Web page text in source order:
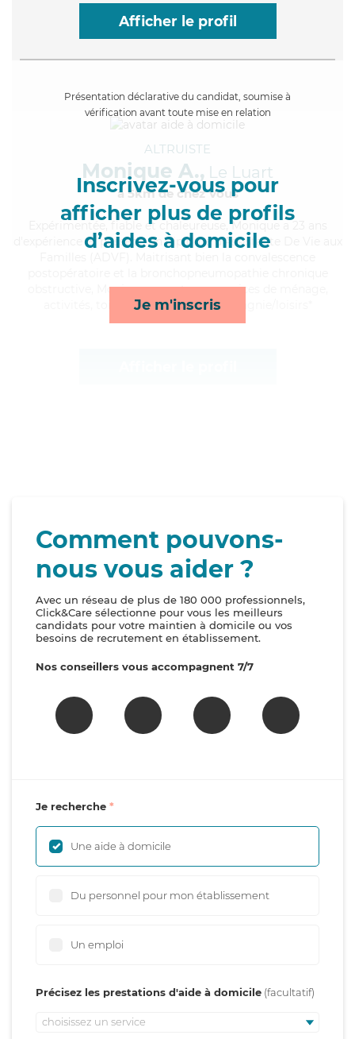
Afficher le profil
Présentation déclarative du candidat, soumise à
vérification avant toute mise en relation
Inscrivez-vous pour
afficher plus de profils
d’aides à domicile
Je m'inscris
ALTRUISTE
Monique A., Le Luart
à 5km de chez Vous
, fiable et chaleureuse, Monique a 23 ans
d'expérience et possède un diplôme d'Assistante De Vie aux
obstructive, Monique apporte ses services de ménage,
activités, toilette/habillage et compagnie/loisirs*
Comment pouvons-
nous vous aider ?
Avec un réseau de plus de 180 000 professionnels,
Click&Care sélectionne pour vous les meilleurs
candidats pour votre maintien à domicile ou vos
besoins de recrutement en établissement.
Nos conseillers vous accompagnent 7/7
Je recherche
Une aide à domicile
Du personnel pour mon établissement
Un emploi
Précisez les prestations d'aide à domicile
choisissez un service